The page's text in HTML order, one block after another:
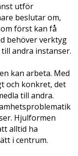
utför
beslutar om,
först kan få
behöver verktyg
andra instanser.
kan arbeta. Med
och konkret, det
till andra.
Hjulformen
alltid ha
i centrum.